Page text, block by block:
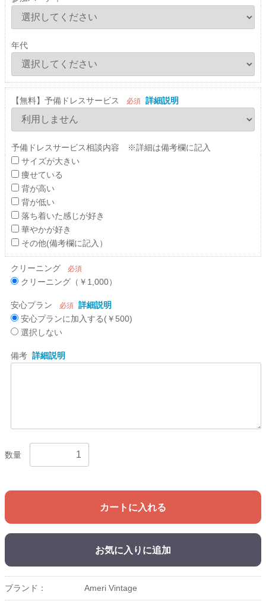
年代
【無料】予備ドレスサービス 必須 詳細説明
予備ドレスサービス相談内容 ※詳細は備考欄に記入
サイズが大きい
痩せている
背が高い
背が低い
落ち着いた感じが好き
華やかが好き
その他(備考欄に記入）
クリーニング 必須
クリーニング（￥1,000）
安心プラン 必須 詳細説明
安心プランに加入する(￥500)
選択しない
備考 詳細説明
数量
カートに入れる
お気に入りに追加
ブランド： Ameri Vintage